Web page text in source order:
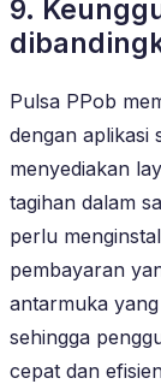
9.
Pulsa PPob
dengan aplikasi
menyediakan
tagihan dalam
perlu
pembayaran
antarmuka
sehingga
cepat dan